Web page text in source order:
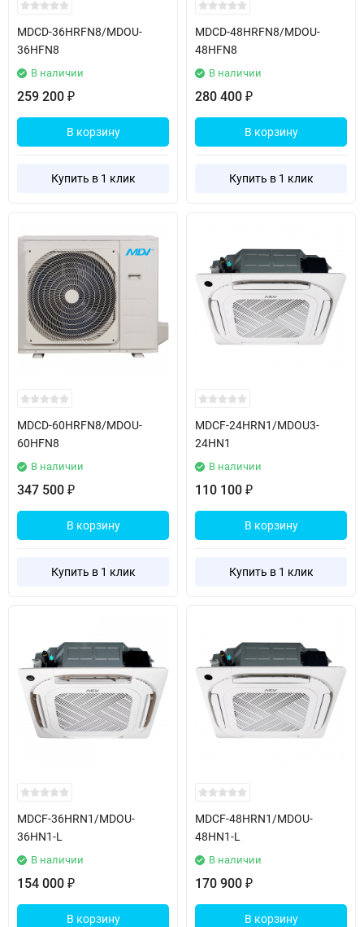
MDCD-36HRFN8/MDOU-
36HFN8
В наличии
259 200 ₽
В корзину
Купить в 1 клик
MDCD-48HRFN8/MDOU-
48HFN8
В наличии
280 400 ₽
В корзину
Купить в 1 клик
MDCD-60HRFN8/MDOU-
60HFN8
В наличии
347 500 ₽
В корзину
Купить в 1 клик
MDCF-24HRN1/MDOU3-
24HN1
В наличии
110 100 ₽
В корзину
Купить в 1 клик
MDCF-36HRN1/MDOU-
36HN1-L
В наличии
154 000 ₽
В корзину
MDCF-48HRN1/MDOU-
48HN1-L
В наличии
170 900 ₽
В корзину